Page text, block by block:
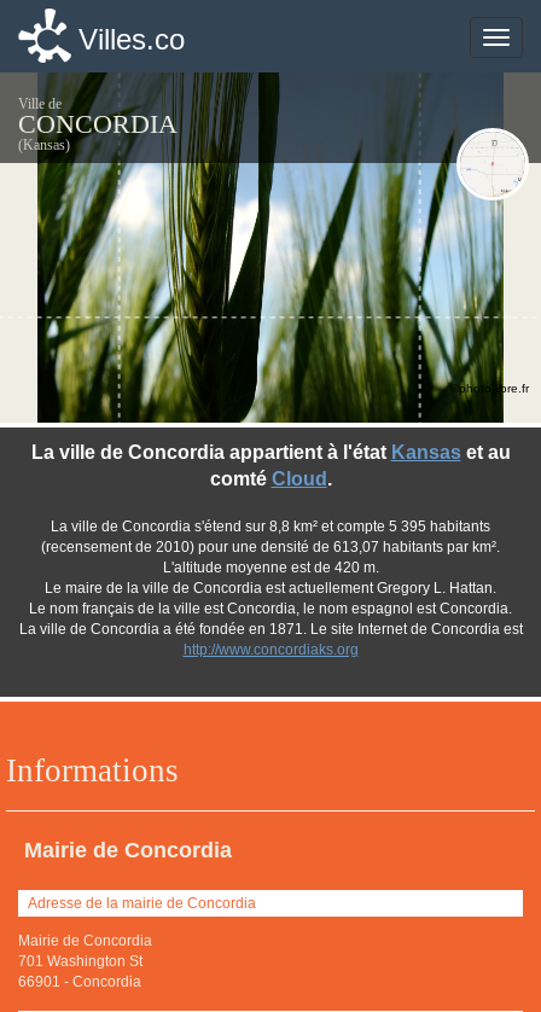
Toggle
Villes.co
Ville de
CONCORDIA
(Kansas)
Informations
Mairie de Concordia
Adresse de la mairie de Concordia
Mairie de Concordia
701 Washington St
66901 - Concordia
La ville de Concordia appartient à l'état Kansaset au
comté Cloud .
La ville de Concordia s'étend sur 8,8 km² et compte 5 395 habitants
(recensement de 2010) pour une densité de 613,07 habitants par km².
L'altitude moyenne est de 420 m.
Le maire de la ville de Concordia est actuellement Gregory L. Hattan.
Le nom français de la ville est Concordia, le nom espagnol est Concordia.
La ville de Concordia a été fondée en 1871. Le site Internet de Concordia est
http://www.concordiaks.org
©photo-libre.fr
Toggle
Villes.co